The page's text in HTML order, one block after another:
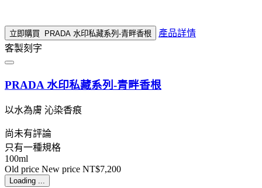
立即購買 PRADA 水印私藏系列-青畔香根
產品詳情
客製刻字
PRADA 水印私藏系列-青畔香根
以水為膚 沁染香痕
尚未有評論
只有一種規格
100ml
Old price New price NT$7,200
Loading ...